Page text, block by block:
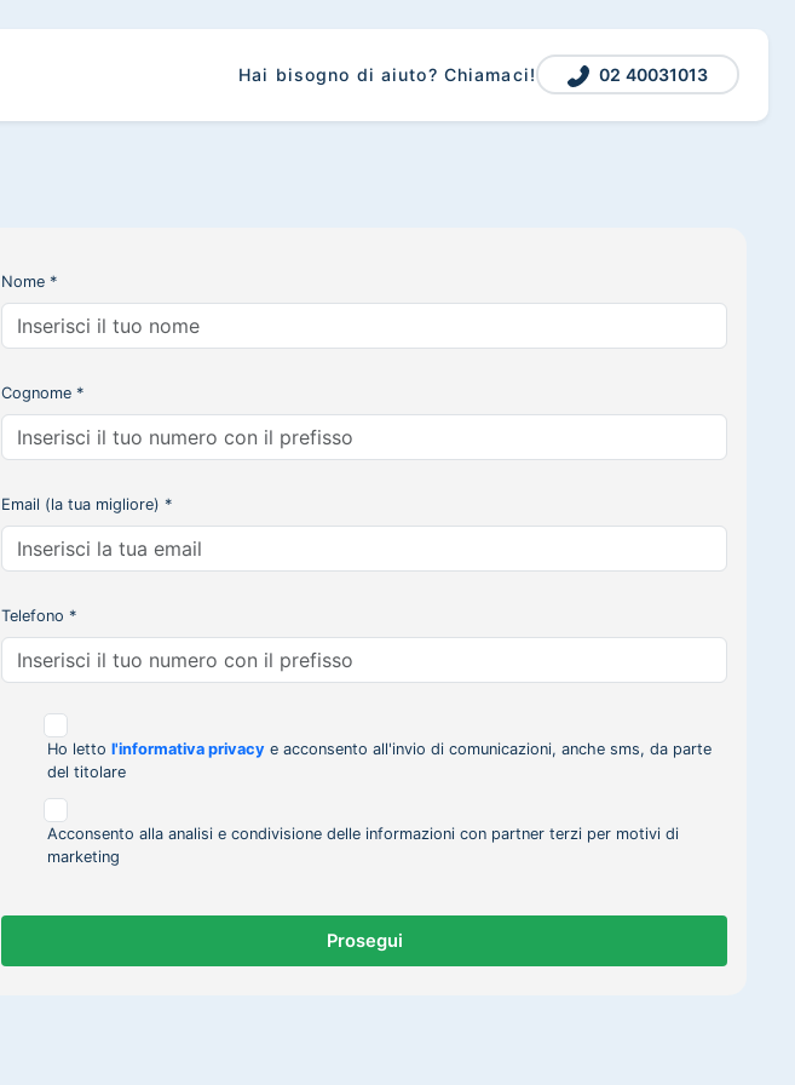
Hai bisogno di aiuto? Chiamaci! 02 40031013
Nome *
Cognome *
Email (la tua migliore) *
Telefono *
Ho letto l'informativa privacy e acconsento all'invio di comunicazioni, anche sms, da parte
del titolare
Acconsento alla analisi e condivisione delle informazioni con partner terzi per motivi di
marketing